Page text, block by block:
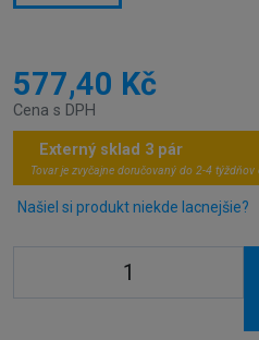
577,40 Kč
Cena s DPH
Externý sklad 3 pár
Tovar je zvyčajne doručovaný do 2-4 týždňov
Našiel si produkt niekde lacnejšie?